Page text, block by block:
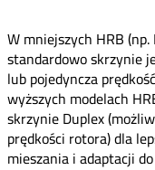
W mniejszych HRB
standardowo skrzynie
lub pojedyncza
wyższych modelach
skrzynie Duplex
prędkości rotora) dla
mieszania i adaptacji